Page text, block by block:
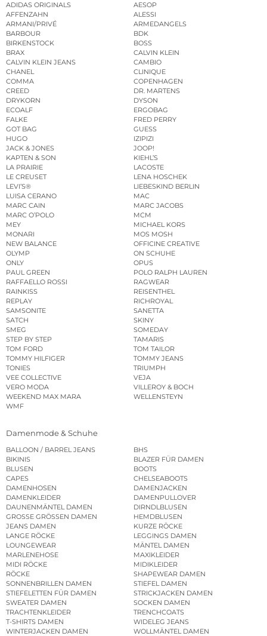
ADIDAS ORIGINALS
AESOP
AFFENZAHN
ALESSI
ARMANI/PRIVÉ
ARMEDANGELS
BARBOUR
BDK
BIRKENSTOCK
BOSS
BRAX
CALVIN KLEIN
CALVIN KLEIN JEANS
CAMBIO
CHANEL
CLINIQUE
COMMA
COPENHAGEN
CREED
DR. MARTENS
DRYKORN
DYSON
ECOALF
ERGOBAG
FALKE
FRED PERRY
GOT BAG
GUESS
HUGO
IZIPIZI
JACK & JONES
JOOP!
KAPTEN & SON
KIEHL’S
LA PRAIRIE
LACOSTE
LE CREUSET
LENA HOSCHEK
LEVI’S®
LIEBESKIND BERLIN
LUISA CERANO
MAC
MARC CAIN
MARC JACOBS
MARC O’POLO
MCM
MEY
MICHAEL KORS
MONARI
MOS MOSH
NEW BALANCE
OFFICINE CREATIVE
OLYMP
ON SCHUHE
ONLY
OPUS
PAUL GREEN
POLO RALPH LAUREN
RAFFAELLO ROSSI
RAGWEAR
RAINKISS
REISENTHEL
REPLAY
RICHROYAL
SAMSONITE
SANETTA
SATCH
SKINY
SMEG
SOMEDAY
STEP BY STEP
TAMARIS
TOM FORD
TOM TAILOR
TOMMY HILFIGER
TOMMY JEANS
TONIES
TRIUMPH
VEE COLLECTIVE
VEJA
VERO MODA
VILLEROY & BOCH
WEEKEND MAX MARA
WELLENSTEYN
WMF
Damenmode & Schuhe
BALLOON / BARREL JEANS
BHS
BIKINIS
BLAZER FÜR DAMEN
BLUSEN
BOOTS
CAPES
CHELSEABOOTS
DAMENHOSEN
DAMENJACKEN
DAMENKLEIDER
DAMENPULLOVER
DAUNENMÄNTEL DAMEN
DIRNDLBLUSEN
GROSSE GRÖSSEN DAMEN
HEMDBLUSEN
JEANS DAMEN
KURZE RÖCKE
LANGE RÖCKE
LEGGINGS DAMEN
LOUNGEWEAR
MÄNTEL DAMEN
MARLENEHOSE
MAXIKLEIDER
MIDI RÖCKE
MIDIKLEIDER
RÖCKE
SHAPEWEAR DAMEN
SONNENBRILLEN DAMEN
STIEFEL DAMEN
STIEFELETTEN FÜR DAMEN
STRICKJACKEN DAMEN
SWEATER DAMEN
SOCKEN DAMEN
TRACHTENKLEIDER
TRENCHCOATS
T-SHIRTS DAMEN
WIDELEG JEANS
WINTERJACKEN DAMEN
WOLLMÄNTEL DAMEN